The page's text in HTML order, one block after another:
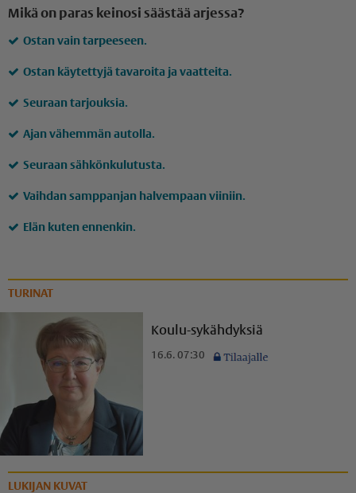
Mikä on paras keinosi säästää arjessa?
Ostan vain tarpeeseen.
Ostan käytettyjä tavaroita ja vaatteita.
Seuraan tarjouksia.
Ajan vähemmän autolla.
Seuraan sähkönkulutusta.
Vaihdan samppanjan halvempaan viiniin.
Elän kuten ennenkin.
TURINAT
Koulu-sykähdyksiä
16.6. 07:30
LUKIJAN KUVAT